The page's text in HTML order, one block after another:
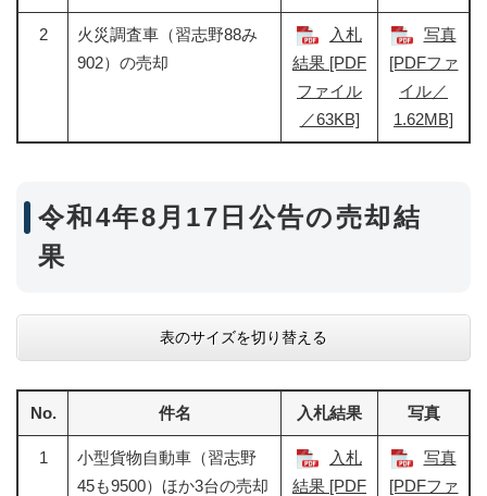
2
火災調査車（習志野88み
902）の売却
入札
結果 [PDF
ファイル
／63KB]
写真
[PDFファ
イル／
1.62MB]
令和4年8月17日公告の売却結
果
表のサイズを切り替える
No. 件名 入札結果 写真
1
小型貨物自動車（習志野
45も9500）ほか3台の売却
入札
結果 [PDF
写真
[PDFファ